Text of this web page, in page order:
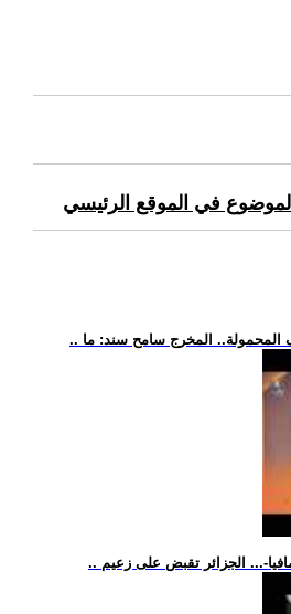
في الموقع الرئيسي
المحمولة.. المخرج سامح سند: ما
... الجزائر تقبض على زعيم